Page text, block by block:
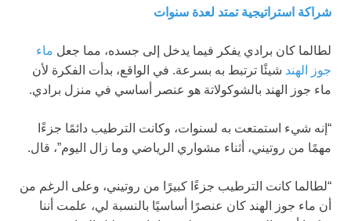
شراكة استراتيجية تمتد لعدة سنوات
لطالما كان برادي يفكر فيما يدخل إلى جسده، مما جعل ماء
جوز الهند شيئًا ترتبط به بسرعة. في الواقع، بدأت الفكرة لأن
ماء جوز الهند بالشوكولاتة هو عنصر أساسي في منزل برادي.
“إنه شيء استمتعت به لسنوات، وكانت الترطيب دائمًا جزءًا
مهمًا من روتيني، أثناء مشواري الرياضي وما زال اليوم”، قال.
“لطالما كانت الترطيب جزءًا كبيرًا من روتيني، وعلى الرغم من
أن ماء جوز الهند كان عنصرًا أساسيًا بالنسبة لي، علمت أننا